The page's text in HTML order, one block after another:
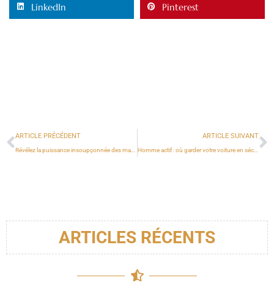
LinkedIn Pinterest
ARTICLE PRÉCÉDENT
Révélez la puissance insoupçonnée des masques capillaires pour les hommes
ARTICLE SUIVANT
Homme actif : où garder votre voiture en sécurité à Avignon ?
ARTICLES RÉCENTS